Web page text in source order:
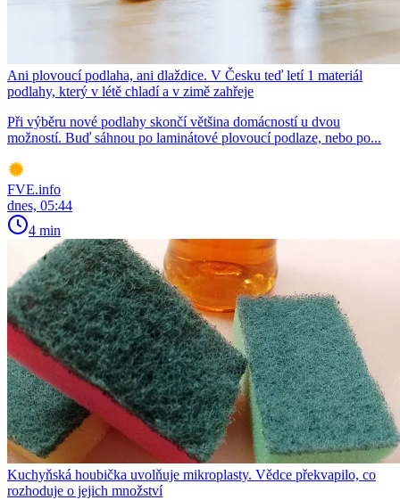
Ani plovoucí podlaha, ani dlaždice. V Česku teď letí 1 materiál
podlahy, který v létě chladí a v zimě zahřeje
Při výběru nové podlahy skončí většina domácností u dvou
možností. Buď sáhnou po laminátové plovoucí podlaze, nebo po...
FVE.info
dnes, 05:44
4 min
Kuchyňská houbička uvolňuje mikroplasty. Vědce překvapilo, co
rozhoduje o jejich množství